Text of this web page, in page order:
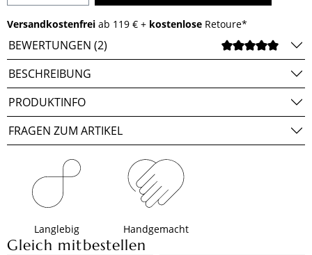
Versandkostenfrei ab 119 € + kostenlose Retoure*
BEWERTUNGEN (2)
BESCHREIBUNG
PRODUKTINFO
FRAGEN ZUM ARTIKEL
Langlebig Handgemacht
Gleich mitbestellen